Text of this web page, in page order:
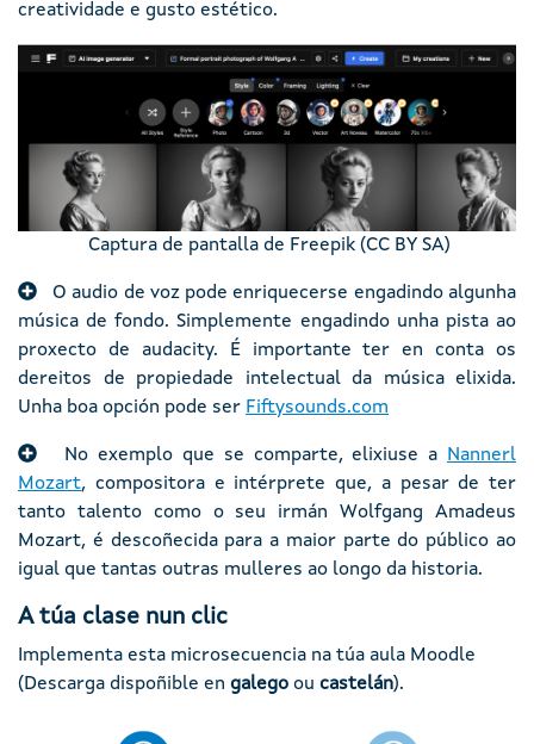
creatividade e gusto estético.
Imaxe
Captura de pantalla de Freepik (CC BY SA)
O audio de voz pode enriquecerse engadindo algunha
música de fondo. Simplemente engadindo unha pista ao
proxecto de audacity. É importante ter en conta os
dereitos de propiedade intelectual da música elixida.
Unha boa opción pode ser Fiftysounds.com
No exemplo que se comparte, elixiuse a Nannerl
Mozart, compositora e intérprete que, a pesar de ter
tanto talento como o seu irmán Wolfgang Amadeus
Mozart, é descoñecida para a maior parte do público ao
igual que tantas outras mulleres ao longo da historia.
A túa clase nun clic
Implementa esta microsecuencia na túa aula Moodle
(Descarga dispoñible en galego ou castelán).
Imaxe Imaxe